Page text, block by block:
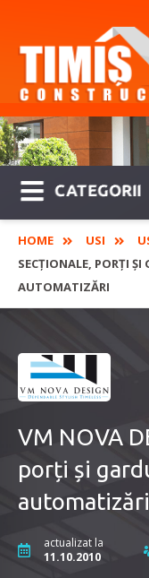
CATEGORII
HOME USI
SECȚIONALE, PORȚI ȘI
AUTOMATIZĂRI
VM NOVA
porți și
automatizări
actualizat la
11.10.2010